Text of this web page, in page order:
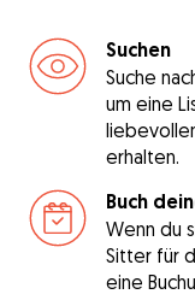
Suchen
Suche
um eine
erhalten.
Buch
Wenn du
Sitter für
eine